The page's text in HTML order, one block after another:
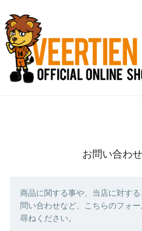
お問い合わせ
商品に関する事や、当店に対す
問い合わせなど、こちらのフォ
尋ねください。